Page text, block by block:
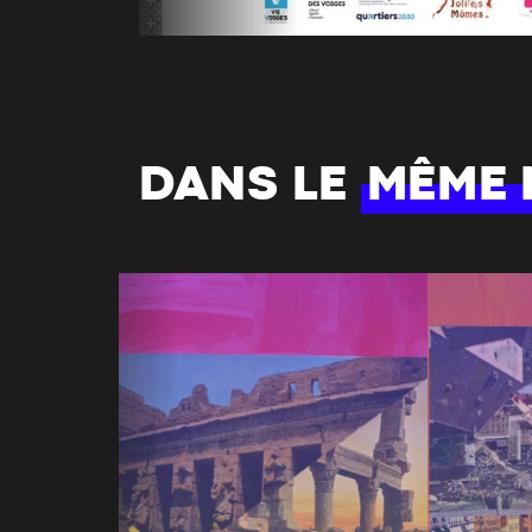
DANS LE MÊME